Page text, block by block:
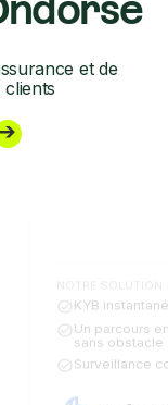
et de
KYB
Un parcours
sans obstacle
Surveillance